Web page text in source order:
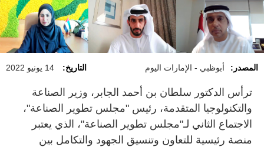
المصدر: أبوظبي - الإمارات اليوم التاريخ: 14 يونيو 2022
ترأس الدكتور سلطان بن أحمد الجابر، وزير الصناعة
والتكنولوجيا المتقدمة، رئيس "مجلس تطوير الصناعة"،
الاجتماع الثاني لـ"مجلس تطوير الصناعة"، الذي يعتبر
منصة رئيسية للتعاون وتنسيق الجهود والتكامل بين